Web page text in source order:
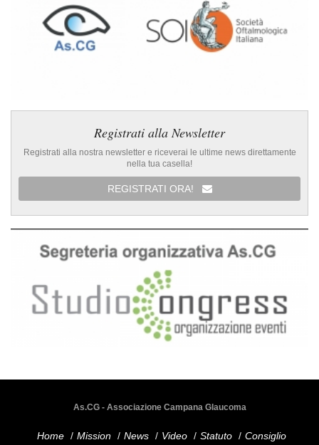
Registrati alla Newsletter
Registrati alla nostra newsletter e riceverai le ultime news direttamente
nella tua casella!
REGISTRATI ORA!
As.CG - Associazione Campana Glaucoma
Home / Mission / News / Video / Statuto / Consiglio